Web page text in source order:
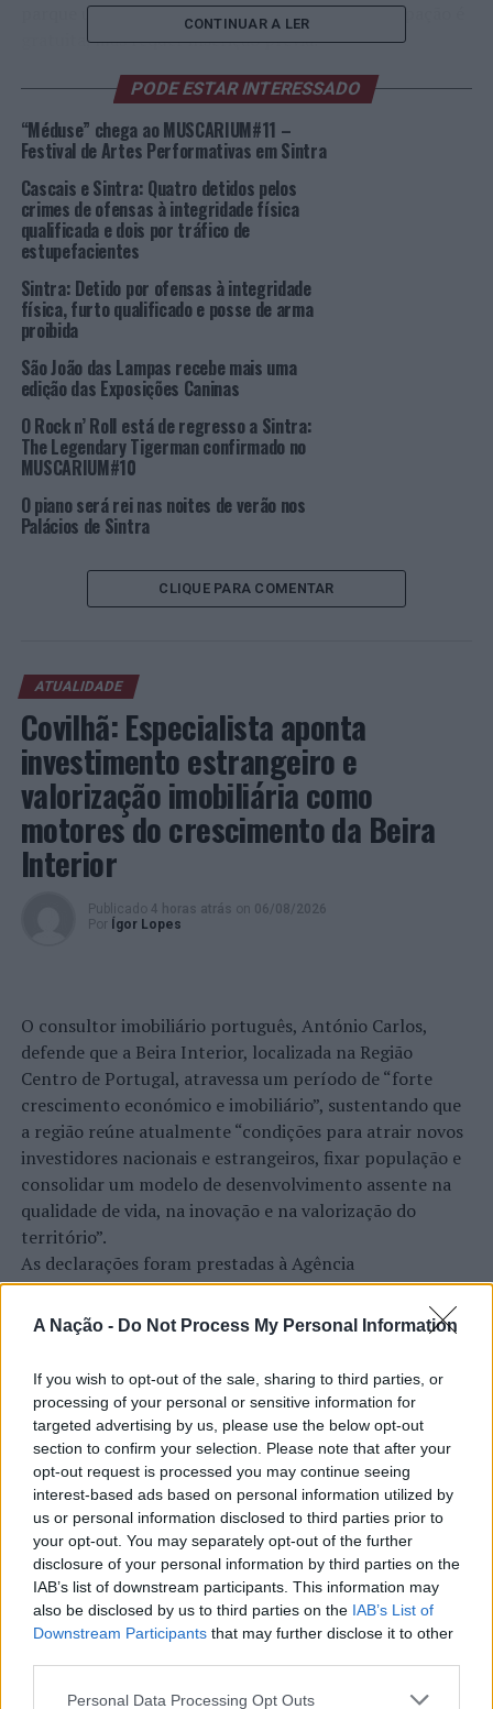
A Nação - Do Not Process My Personal Information
If you wish to opt-out of the sale, sharing to third parties, or
processing of your personal or sensitive information for
targeted advertising by us, please use the below opt-out
section to confirm your selection. Please note that after your
opt-out request is processed you may continue seeing
interest-based ads based on personal information utilized by
us or personal information disclosed to third parties prior to
your opt-out. You may separately opt-out of the further
disclosure of your personal information by third parties on the
IAB’s list of downstream participants. This information may
also be disclosed by us to third parties on the IAB’s List of
Downstream Participants that may further disclose it to other
Personal Data Processing Opt Outs
parque urbano e dificuldade moderada. A participação é
gratuita, mas requer inscrição prévia.
SINTRA+ATIVA é uma ação organizada pela Câmara
concelho, com o objetivo de promover o exercício físico
Parques e Jardins do concelho com um conjunto de
iniciativas gratuitas.
Mais informações em
telefone 21 923 61 35.
Foto: DR.
TÓPICOS RELACIONADOS: DESTAQUE
SINTRA + ATIVA
PRÓXIMO
Município de Mora investe cerca de 150.000,00€ na
melhoria do sistema de climatização na piscina
municipal
Sintra: Forest Flow com novas sessões de formação em
outubro e novembro
CONTINUAR A LER
PODE ESTAR INTERESSADO
“Méduse” chega ao MUSCARIUM#11 –
Festival de Artes Performativas em Sintra
Cascais e Sintra: Quatro detidos pelos
crimes de ofensas à integridade física
qualificada e dois por tráfico de
estupefacientes
Sintra: Detido por ofensas à integridade
física, furto qualificado e posse de arma
proibida
São João das Lampas recebe mais uma
edição das Exposições Caninas
O Rock n’ Roll está de regresso a Sintra:
The Legendary Tigerman confirmado no
MUSCARIUM#10
O piano será rei nas noites de verão nos
Palácios de Sintra
CLIQUE PARA COMENTAR
ATUALIDADE
Covilhã: Especialista aponta
investimento estrangeiro e
valorização imobiliária como
motores do crescimento da Beira
Interior
Publicado 4 horas atrás on 06/08/2026
Por
Ígor Lopes
O consultor imobiliário português, António Carlos,
defende que a Beira Interior, localizada na Região
Centro de Portugal, atravessa um período de “forte
crescimento económico e imobiliário”, sustentando que
a região reúne atualmente “condições para atrair novos
investidores nacionais e estrangeiros, fixar população e
consolidar um modelo de desenvolvimento assente na
qualidade de vida, na inovação e na valorização do
território”.
As declarações foram prestadas à Agência
Incomparáveis no âmbito de mais uma edição da Feira de
São Tiago, que decorreu entre os dias 16 e 26 de julho,
na Covilhã, sendo considerada um dos mais antigos
certames populares de Portugal. Com origens medievais
e realizada anualmente na “Cidade Neve”, a feira conjuga
tradição, atividade económica, comércio, gastronomia,
animação cultural e divulgação empresarial,
constituindo um dos principais momentos de promoção
do município e da Beira Interior.
Para António Carlos, o crescimento alcançado ao longo
dos últimos anos representa o cumprimento dos
objetivos que traçou quando iniciou o seu percurso no
setor imobiliário. O empresário considera que o
CONTINUAR A LER
Rio de Janeiro: Governo do Estado
propõe parceria com a FUNCEX para
“reforçar inteligência sobre
comércio exterior”
Publicado 4 horas atrás on 06/08/2026